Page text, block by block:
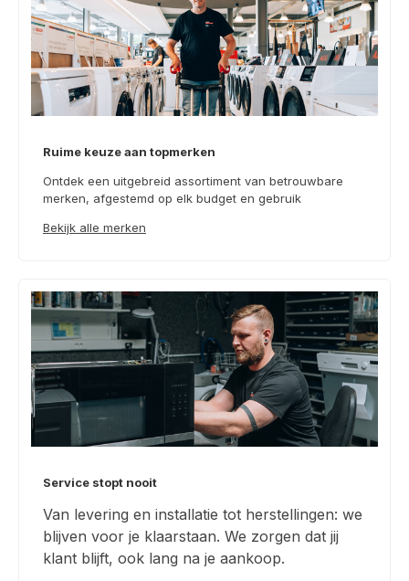
Ruime keuze aan topmerken
Ontdek een uitgebreid assortiment van betrouwbare
merken, afgestemd op elk budget en gebruik
Bekijk alle merken
Service stopt nooit
Van levering en installatie tot herstellingen: we
blijven voor je klaarstaan. We zorgen dat jij
klant blijft, ook lang na je aankoop.